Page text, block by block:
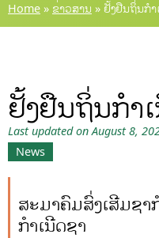
Home » ຂ່າວສານ » ຢັ້ງຢືນຖິ່ນກ
ຢັ້ງຢືນຖິ່ນກຳ
Last updated on August 8,
News
ສະມາຄົມສົ່ງເສີມຊ
ກຳເນີດຊາ